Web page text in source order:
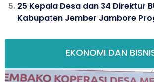
25 Kepala Desa dan 34 Direktur
Kabupaten Jember Jambore
EKONOMI DAN